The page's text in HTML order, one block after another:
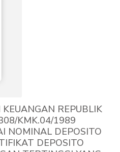
REPUBLIK
KMK.04/1989
NOMINAL DEPOSITO
DEPOSITO